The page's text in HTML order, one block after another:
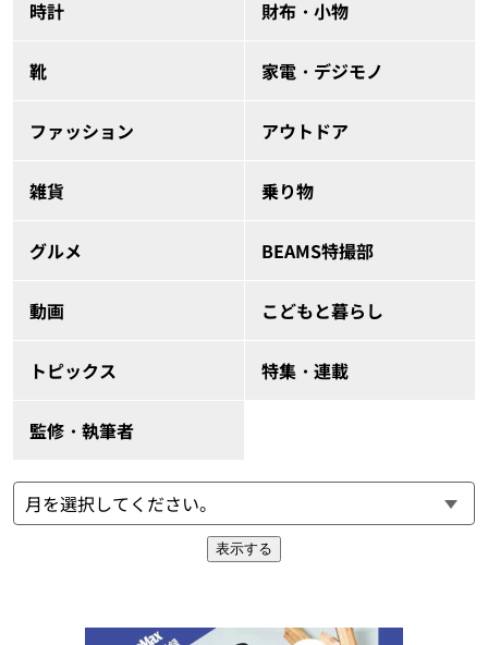
時計 財布・小物
靴 家電・デジモノ
ファッション アウトドア
雑貨 乗り物
グルメ BEAMS特撮部
動画 こどもと暮らし
トピックス 特集・連載
監修・執筆者
表示する